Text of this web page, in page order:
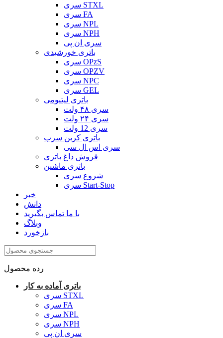
سری STXL
سری FA
سری NPL
سری NPH
سری ان پی
باتری خورشیدی
سری OPzS
سری OPZV
سری NPC
سری GEL
باتری لیتیومی
سری ۴۸ ولت
سری ۲۴ ولت
سری 12 ولت
باتری کربن سرب
سری اس ال سی
فروش داغ باتری
باتری ماشین
شروع سری
سری Start-Stop
خبر
دانش
با ما تماس بگیرید
وبلاگ
بازخورد
رده محصول
باتری آماده به کار
سری STXL
سری FA
سری NPL
سری NPH
سری ان پی